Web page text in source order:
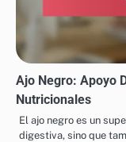
Ajo Negro: Apoyo
Nutricionales
El ajo negro es un
digestiva, sino que